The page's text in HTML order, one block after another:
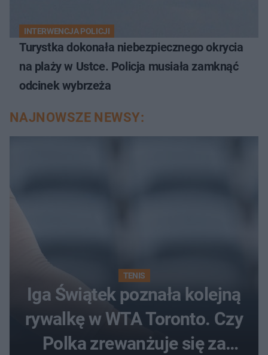
INTERWENCJA POLICJI
Turystka dokonała niebezpiecznego okrycia
na plaży w Ustce. Policja musiała zamknąć
odcinek wybrzeża
NAJNOWSZE NEWSY:
TENIS
Iga Świątek poznała kolejną
rywalkę w WTA Toronto. Czy
Polka zrewanżuje się za